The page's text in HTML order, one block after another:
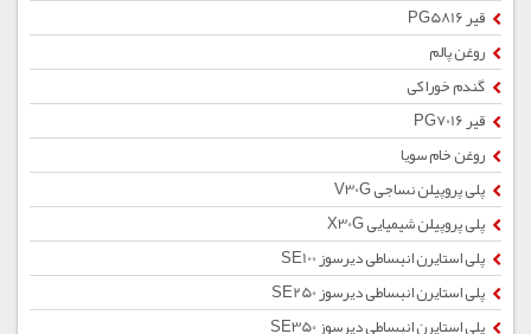
قیر PG5816
روغن پالم
گندم خوراکی
قیر PG7016
روغن خام سویا
پلی پروپیلن نساجی V30G
پلی پروپیلن شیمیایی X30G
پلی استایرن انبساطی دیرسوز SE100
پلی استایرن انبساطی دیرسوز SE250
پلی استایرن انبساطی دیرسوز SE350